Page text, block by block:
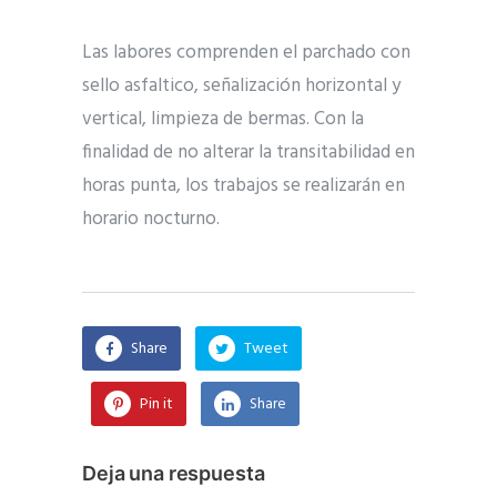
Las labores comprenden el parchado con
sello asfaltico, señalización horizontal y
vertical, limpieza de bermas. Con la
finalidad de no alterar la transitabilidad en
horas punta, los trabajos se realizarán en
horario nocturno.
Share Tweet
Pin it Share
Deja una respuesta